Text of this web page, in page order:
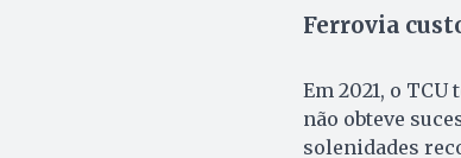
Ferrovia
Em 2021, o
não obteve
solenidades